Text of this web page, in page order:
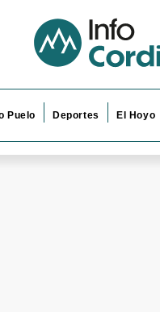
Puelo Deportes El Hoyo